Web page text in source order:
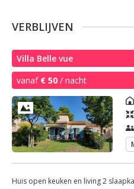
VERBLIJVEN
Villa Belle vue
vanaf € 50 / nacht
Huis open keuken en living 2